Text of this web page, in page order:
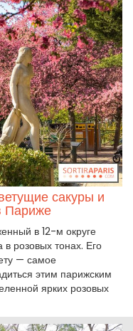
сакуры и
Париже
в 12-м округе
розовых тонах. Его
— самое
этим парижским
ярких розовых